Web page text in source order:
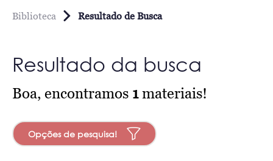
Biblioteca Resultado de Busca
Resultado da busca
Boa, encontramos 1materiais!
Opções de pesquisa!